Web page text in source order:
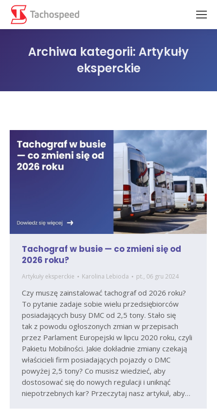
Archiwa kategorii: Artykuły
eksperckie
Tachograf w busie — co zmieni się od
2026 roku?
Artykuły eksperckie Karolina Lebioda pt., 06 gru 2024
Czy muszę zainstalować tachograf od 2026 roku?
To pytanie zadaje sobie wielu przedsiębiorców
posiadających busy DMC od 2,5 tony. Stało się
tak z powodu ogłoszonych zmian w przepisach
przez Parlament Europejski w lipcu 2020 roku, czyli
Pakietu Mobilności. Jakie dokładnie zmiany czekają
właścicieli firm posiadających pojazdy o DMC
powyżej 2,5 tony? Co musisz wiedzieć, aby
dostosować się do nowych regulacji i uniknąć
niepotrzebnych kar? Przeczytaj nasz artykuł, aby…